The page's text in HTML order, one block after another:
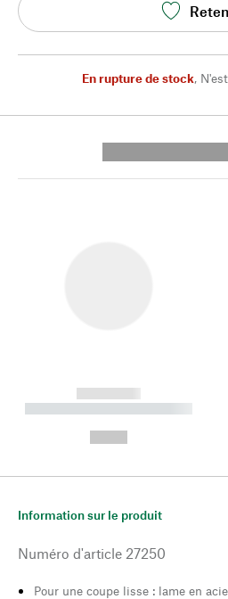
En rupture de stock,
------------
----------- ----------- --------
Information sur le produit
Numéro d'article 27250
Pour une coupe lisse : lame en